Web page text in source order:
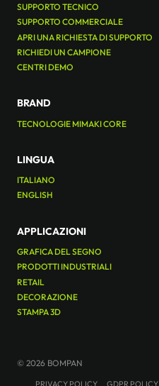
SUPPORTO TECNICO
SUPPORTO COMMERCIALE
APRI UNA RICHIESTA DI SUPPORTO
RICHIEDI UN CAMPIONE
CENTRI DEMO
BRAND
TECNOLOGIE MIMAKI CORE
LINGUA
ITALIANO
ENGLISH
APPLICAZIONI
GRAFICA DEL SEGNO
PRODOTTI INDUSTRIALI
RETAIL
DECORAZIONE
STAMPA 3D
© 2026 BOMPAN